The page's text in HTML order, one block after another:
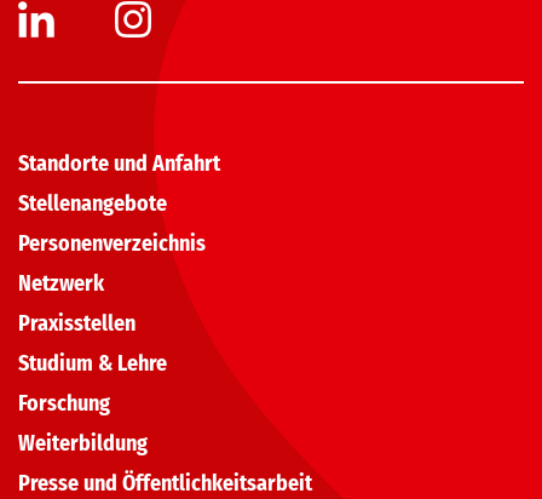
Standorte und Anfahrt
Stellenangebote
Personenverzeichnis
Netzwerk
Praxisstellen
Studium & Lehre
Forschung
Weiterbildung
Presse und Öffentlichkeitsarbeit